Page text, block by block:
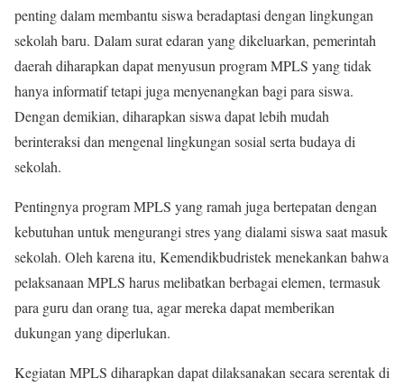
penting dalam membantu siswa beradaptasi dengan lingkungan
sekolah baru. Dalam surat edaran yang dikeluarkan, pemerintah
daerah diharapkan dapat menyusun program MPLS yang tidak
hanya informatif tetapi juga menyenangkan bagi para siswa.
Dengan demikian, diharapkan siswa dapat lebih mudah
berinteraksi dan mengenal lingkungan sosial serta budaya di
sekolah.
Pentingnya program MPLS yang ramah juga bertepatan dengan
kebutuhan untuk mengurangi stres yang dialami siswa saat masuk
sekolah. Oleh karena itu, Kemendikbudristek menekankan bahwa
pelaksanaan MPLS harus melibatkan berbagai elemen, termasuk
para guru dan orang tua, agar mereka dapat memberikan
dukungan yang diperlukan.
Kegiatan MPLS diharapkan dapat dilaksanakan secara serentak di